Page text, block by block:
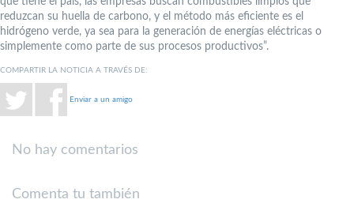
reduzcan su huella de carbono, y el método más eficiente es el
hidrógeno verde, ya sea para la generación de energías eléctricas o
simplemente como parte de sus procesos productivos”.
COMPARTIR LA NOTICIA A TRAVÉS DE:
Enviar a un amigo
No hay comentarios
Comenta tu también